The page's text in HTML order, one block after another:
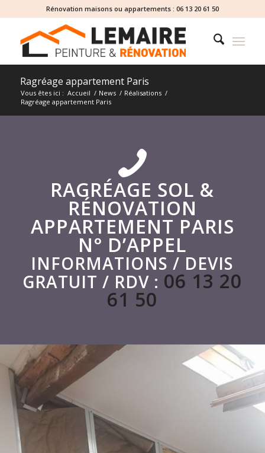
Rénovation maisons ou appartements : 06 13 20 61 50
Ragréage appartement Paris
Vous êtes ici : Accueil / News / Réalisations /
Ragréage appartement Paris
RAGRÉAGE SOL &
RÉNOVATION
APPARTEMENT PARIS
N° D’APPEL
INFORMATIONS / DEVIS
GRATUIT / RDV : 06 13 20
61 50